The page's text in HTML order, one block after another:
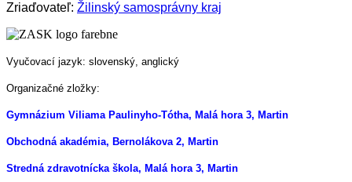
Zriaďovateľ: Žilinský samosprávny kraj
Vyučovací jazyk: slovenský, anglický
Organizačné zložky:
Gymnázium Viliama Paulinyho-Tótha, Malá hora 3, Martin
Obchodná akadémia, Bernolákova 2, Martin
Stredná zdravotnícka škola, Malá hora 3, Martin